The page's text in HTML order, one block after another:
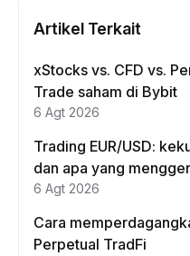
Artikel Terkait
xStocks vs. CFD vs.
Trade saham di Bybit
6 Agt 2026
Trading EUR/USD:
dan apa yang
6 Agt 2026
Cara
Perpetual TradFi